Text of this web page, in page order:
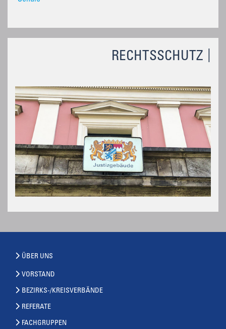
RECHTSSCHUTZ
ÜBER UNS
VORSTAND
BEZIRKS-/KREISVERBÄNDE
REFERATE
FACHGRUPPEN